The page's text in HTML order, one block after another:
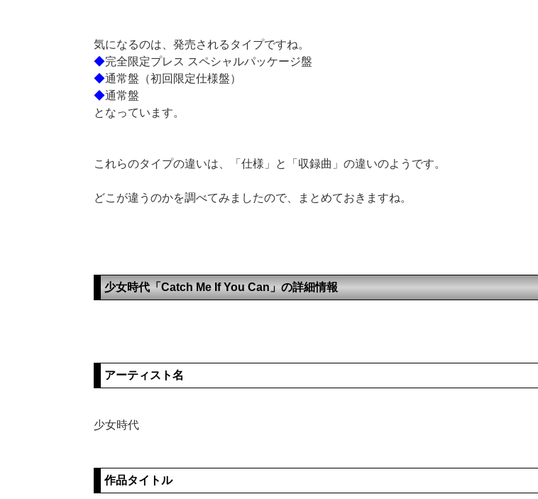
気になるのは、発売されるタイプですね。
◆完全限定プレス スペシャルパッケージ盤
◆通常盤（初回限定仕様盤）
◆通常盤
となっています。
これらのタイプの違いは、「仕様」と「収録曲」の違いのようです。
どこが違うのかを調べてみましたので、まとめておきますね。
少女時代「Catch Me If You Can」の詳細情報
アーティスト名
少女時代
作品タイトル